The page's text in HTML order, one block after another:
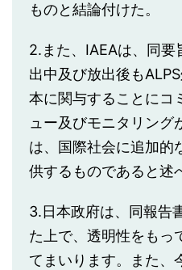
ものと結論付けた。
2.また、IAEAは、同要
出中及び放出後も
本に関与することにコ
ュー及びモニタリング
は、国際社会に追加的
供するものであると述
3.日本政府は、同報告
た上で、透明性をもっ
てまいります。また、